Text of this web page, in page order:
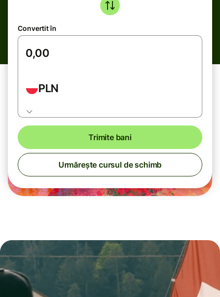
Convertit în
PLN
Trimite bani
Urmărește cursul de schimb